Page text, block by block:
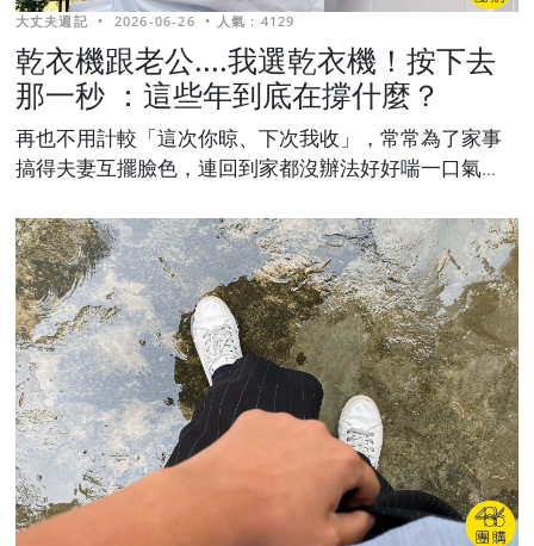
大丈夫週記 • 2026-06-26 • 人氣 : 4129
乾衣機跟老公....我選乾衣機！按下去
那一秒 ：這些年到底在撐什麼？
再也不用計較「這次你晾、下次我收」，常常為了家事
搞得夫妻互擺臉色，連回到家都沒辦法好好喘一口氣...